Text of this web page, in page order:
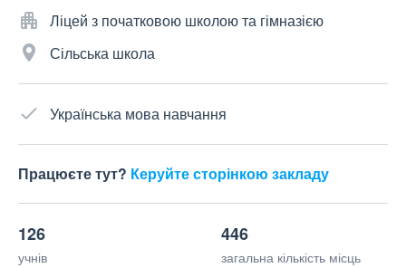
Ліцей з початковою школою та гімназією
Сільська школа
Українська мова навчання
Працюєте тут? Керуйте сторінкою закладу
126
учнів
446
загальна кількість місць